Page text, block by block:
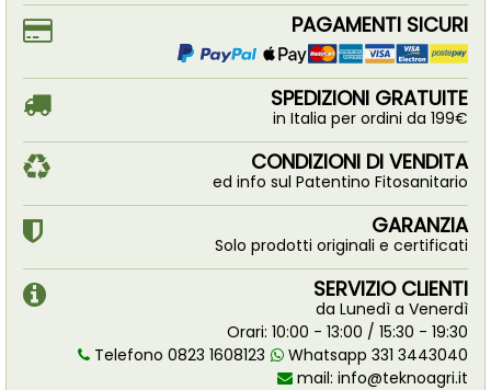
PAGAMENTI SICURI
SPEDIZIONI GRATUITE
in Italia per ordini da 199€
CONDIZIONI DI VENDITA
ed info sul Patentino Fitosanitario
GARANZIA
Solo prodotti originali e certificati
SERVIZIO CLIENTI
da Lunedì a Venerdì
Orari: 10:00 - 13:00 / 15:30 - 19:30
Telefono 0823 1608123
Whatsapp 331 3443040
mail: info@teknoagri.it